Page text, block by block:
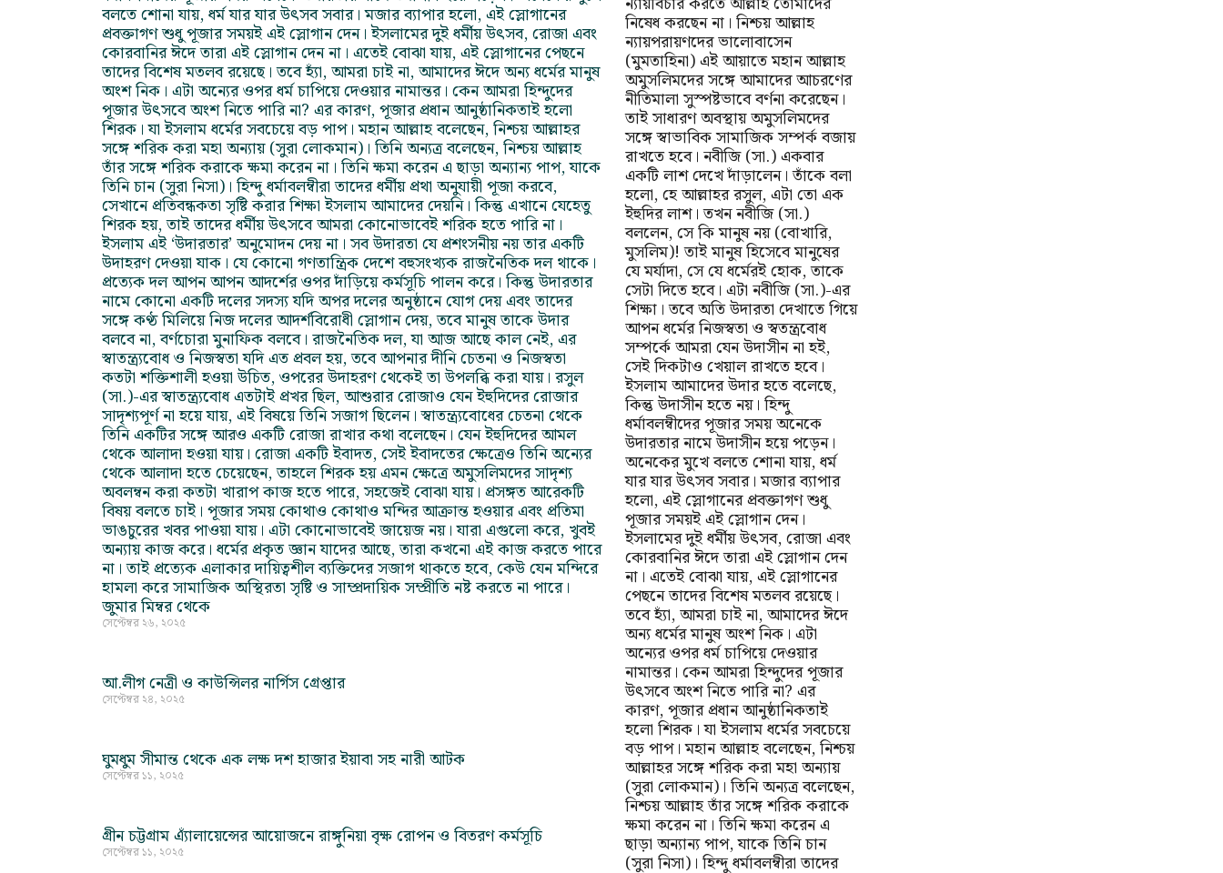
বলতে শোনা যায়, ধর্ম যার যার উৎসব সবার। মজার ব্যাপার হলো, এই স্লোগানের
প্রবক্তাগণ শুধু পূজার সময়ই এই স্লোগান দেন। ইসলামের দুই ধর্মীয় উৎসব, রোজা এবং
কোরবানির ঈদে তারা এই স্লোগান দেন না। এতেই বোঝা যায়, এই স্লোগানের পেছনে
তাদের বিশেষ মতলব রয়েছে। তবে হ্যাঁ, আমরা চাই না, আমাদের ঈদে অন্য ধর্মের মানুষ
অংশ নিক। এটা অন্যের ওপর ধর্ম চাপিয়ে দেওয়ার নামান্তর। কেন আমরা হিন্দুদের
পূজার উৎসবে অংশ নিতে পারি না? এর কারণ, পূজার প্রধান আনুষ্ঠানিকতাই হলো
শিরক। যা ইসলাম ধর্মের সবচেয়ে বড় পাপ। মহান আল্লাহ বলেছেন, নিশ্চয় আল্লাহর
সঙ্গে শরিক করা মহা অন্যায় (সুরা লোকমান)। তিনি অন্যত্র বলেছেন, নিশ্চয় আল্লাহ
তাঁর সঙ্গে শরিক করাকে ক্ষমা করেন না। তিনি ক্ষমা করেন এ ছাড়া অন্যান্য পাপ, যাকে
তিনি চান (সুরা নিসা)। হিন্দু ধর্মাবলম্বীরা তাদের ধর্মীয় প্রথা অনুযায়ী পূজা করবে,
সেখানে প্রতিবন্ধকতা সৃষ্টি করার শিক্ষা ইসলাম আমাদের দেয়নি। কিন্তু এখানে যেহেতু
শিরক হয়, তাই তাদের ধর্মীয় উৎসবে আমরা কোনোভাবেই শরিক হতে পারি না।
ইসলাম এই ‘উদারতার’ অনুমোদন দেয় না। সব উদারতা যে প্রশংসনীয় নয় তার একটি
উদাহরণ দেওয়া যাক। যে কোনো গণতান্ত্রিক দেশে বহুসংখ্যক রাজনৈতিক দল থাকে।
প্রত্যেক দল আপন আপন আদর্শের ওপর দাঁড়িয়ে কর্মসূচি পালন করে। কিন্তু উদারতার
নামে কোনো একটি দলের সদস্য যদি অপর দলের অনুষ্ঠানে যোগ দেয় এবং তাদের
সঙ্গে কণ্ঠ মিলিয়ে নিজ দলের আদর্শবিরোধী স্লোগান দেয়, তবে মানুষ তাকে উদার
বলবে না, বর্ণচোরা মুনাফিক বলবে। রাজনৈতিক দল, যা আজ আছে কাল নেই, এর
স্বাতন্ত্র্যবোধ ও নিজস্বতা যদি এত প্রবল হয়, তবে আপনার দীনি চেতনা ও নিজস্বতা
কতটা শক্তিশালী হওয়া উচিত, ওপরের উদাহরণ থেকেই তা উপলব্ধি করা যায়। রসুল
(সা.)-এর স্বাতন্ত্র্যবোধ এতটাই প্রখর ছিল, আশুরার রোজাও যেন ইহুদিদের রোজার
সাদৃশ্যপূর্ণ না হয়ে যায়, এই বিষয়ে তিনি সজাগ ছিলেন। স্বাতন্ত্র্যবোধের চেতনা থেকে
তিনি একটির সঙ্গে আরও একটি রোজা রাখার কথা বলেছেন। যেন ইহুদিদের আমল
থেকে আলাদা হওয়া যায়। রোজা একটি ইবাদত, সেই ইবাদতের ক্ষেত্রেও তিনি অন্যের
থেকে আলাদা হতে চেয়েছেন, তাহলে শিরক হয় এমন ক্ষেত্রে অমুসলিমদের সাদৃশ্য
অবলম্বন করা কতটা খারাপ কাজ হতে পারে, সহজেই বোঝা যায়। প্রসঙ্গত আরেকটি
বিষয় বলতে চাই। পূজার সময় কোথাও কোথাও মন্দির আক্রান্ত হওয়ার এবং প্রতিমা
ভাঙচুরের খবর পাওয়া যায়। এটা কোনোভাবেই জায়েজ নয়। যারা এগুলো করে, খুবই
অন্যায় কাজ করে। ধর্মের প্রকৃত জ্ঞান যাদের আছে, তারা কখনো এই কাজ করতে পারে
না। তাই প্রত্যেক এলাকার দায়িত্বশীল ব্যক্তিদের সজাগ থাকতে হবে, কেউ যেন মন্দিরে
হামলা করে সামাজিক অস্থিরতা সৃষ্টি ও সাম্প্রদায়িক সম্প্রীতি নষ্ট করতে না পারে।
জুমার মিম্বর থেকে
সেপ্টেম্বর ২৬, ২০২৫
আ.লীগ নেত্রী ও কাউন্সিলর নার্গিস গ্রেপ্তার
সেপ্টেম্বর ২৪, ২০২৫
ঘুমধুম সীমান্ত থেকে এক লক্ষ দশ হাজার ইয়াবা সহ নারী আটক
সেপ্টেম্বর ১১, ২০২৫
গ্রীন চট্টগ্রাম এ্যাঁলায়েন্সের আয়োজনে রাঙ্গুনিয়া বৃক্ষ রোপন ও বিতরণ কর্মসূচি
সেপ্টেম্বর ১১, ২০২৫
নিষেধ করছেন না। নিশ্চয় আল্লাহ
ন্যায়পরায়ণদের ভালোবাসেন
(মুমতাহিনা) এই আয়াতে মহান আল্লাহ
অমুসলিমদের সঙ্গে আমাদের আচরণের
নীতিমালা সুস্পষ্টভাবে বর্ণনা করেছেন।
তাই সাধারণ অবস্থায় অমুসলিমদের
সঙ্গে স্বাভাবিক সামাজিক সম্পর্ক বজায়
রাখতে হবে। নবীজি (সা.) একবার
একটি লাশ দেখে দাঁড়ালেন। তাঁকে বলা
হলো, হে আল্লাহর রসুল, এটা তো এক
ইহুদির লাশ। তখন নবীজি (সা.)
বললেন, সে কি মানুষ নয় (বোখারি,
মুসলিম)! তাই মানুষ হিসেবে মানুষের
যে মর্যাদা, সে যে ধর্মেরই হোক, তাকে
সেটা দিতে হবে। এটা নবীজি (সা.)-এর
শিক্ষা। তবে অতি উদারতা দেখাতে গিয়ে
আপন ধর্মের নিজস্বতা ও স্বতন্ত্রবোধ
সম্পর্কে আমরা যেন উদাসীন না হই,
সেই দিকটাও খেয়াল রাখতে হবে।
ইসলাম আমাদের উদার হতে বলেছে,
কিন্তু উদাসীন হতে নয়। হিন্দু
ধর্মাবলম্বীদের পূজার সময় অনেকে
উদারতার নামে উদাসীন হয়ে পড়েন।
অনেকের মুখে বলতে শোনা যায়, ধর্ম
যার যার উৎসব সবার। মজার ব্যাপার
হলো, এই স্লোগানের প্রবক্তাগণ শুধু
পূজার সময়ই এই স্লোগান দেন।
ইসলামের দুই ধর্মীয় উৎসব, রোজা এবং
কোরবানির ঈদে তারা এই স্লোগান দেন
না। এতেই বোঝা যায়, এই স্লোগানের
পেছনে তাদের বিশেষ মতলব রয়েছে।
তবে হ্যাঁ, আমরা চাই না, আমাদের ঈদে
অন্য ধর্মের মানুষ অংশ নিক। এটা
অন্যের ওপর ধর্ম চাপিয়ে দেওয়ার
নামান্তর। কেন আমরা হিন্দুদের পূজার
উৎসবে অংশ নিতে পারি না? এর
কারণ, পূজার প্রধান আনুষ্ঠানিকতাই
হলো শিরক। যা ইসলাম ধর্মের সবচেয়ে
বড় পাপ। মহান আল্লাহ বলেছেন, নিশ্চয়
আল্লাহর সঙ্গে শরিক করা মহা অন্যায়
(সুরা লোকমান)। তিনি অন্যত্র বলেছেন,
নিশ্চয় আল্লাহ তাঁর সঙ্গে শরিক করাকে
ক্ষমা করেন না। তিনি ক্ষমা করেন এ
ছাড়া অন্যান্য পাপ, যাকে তিনি চান
(সুরা নিসা)। হিন্দু ধর্মাবলম্বীরা তাদের